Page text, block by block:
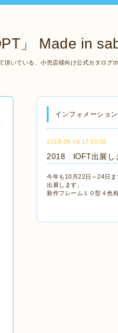
」 Made in
頂いている、小売店様向け公式カタログ
インフォメーション
2018-09-08 17:50:00
2018 IOFT出展し
今年も10月22日～24日ま
出展します。
新作フレーム１０型４色